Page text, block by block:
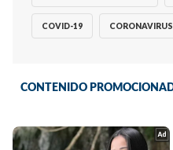
COVID-19 CORONAVIRUS